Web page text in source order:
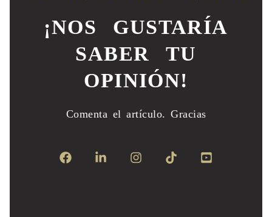
¡NOS GUSTARÍA
SABER TU
OPINIÓN!
Comenta el artículo. Gracias